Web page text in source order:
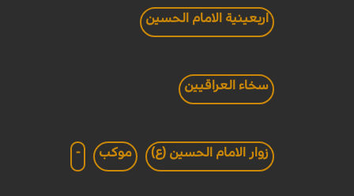
اربعينية الامام الحسين
سخاء العراقيين
زوار الامام الحسين (ع) موكب -